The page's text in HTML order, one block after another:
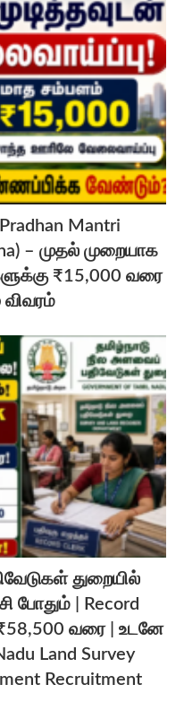
Mantri
– முதல் முறையாக
₹15,000 வரை
துறையில்
போதும் | Record
வரை | உடனே
Land Survey
Recruitment